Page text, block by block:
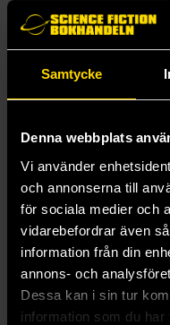
Samtycke
Denna webbplats
Vi använder
och annonserna till
för sociala medier och
vidarebefordrar även
information från din
annons- och
Dessa kan i sin tur
information som du
Never List
New
NieR:
Nightbirds
Nightshade
Nikolai
Ninth House
No Other
Noobtown
Noumena
Nyquist
Nytefall